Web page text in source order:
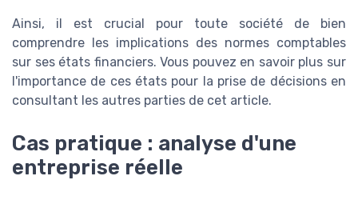
Ainsi, il est crucial pour toute société de bien
comprendre les implications des normes comptables
sur ses états financiers. Vous pouvez en savoir plus sur
l'importance de ces états pour la prise de décisions en
consultant les autres parties de cet article.
Cas pratique : analyse d'une
entreprise réelle